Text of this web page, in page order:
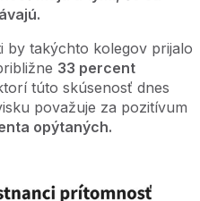
by takýchto kolegov prijalo
33 percent
túto skúsenosť dnes
považuje za pozitívum
opýtaných.